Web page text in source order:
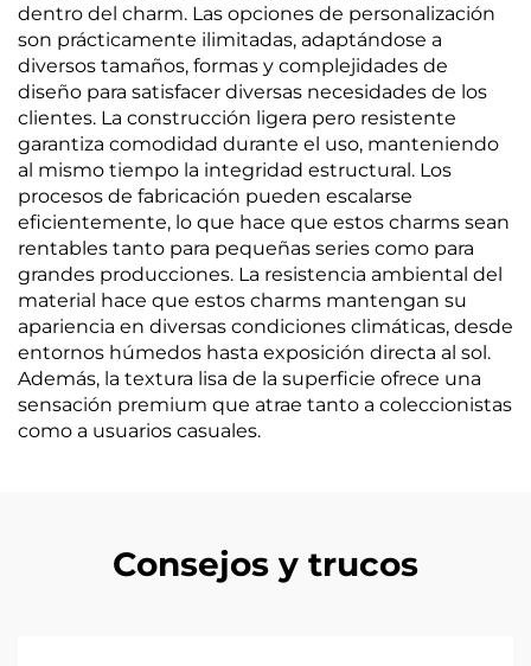
dentro del charm. Las opciones de personalización
son prácticamente ilimitadas, adaptándose a
diversos tamaños, formas y complejidades de
diseño para satisfacer diversas necesidades de los
clientes. La construcción ligera pero resistente
garantiza comodidad durante el uso, manteniendo
al mismo tiempo la integridad estructural. Los
procesos de fabricación pueden escalarse
eficientemente, lo que hace que estos charms sean
rentables tanto para pequeñas series como para
grandes producciones. La resistencia ambiental del
material hace que estos charms mantengan su
apariencia en diversas condiciones climáticas, desde
entornos húmedos hasta exposición directa al sol.
Además, la textura lisa de la superficie ofrece una
sensación premium que atrae tanto a coleccionistas
como a usuarios casuales.
Consejos y trucos